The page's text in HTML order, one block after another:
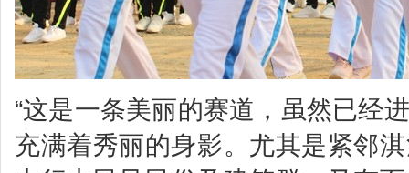
“这是一条美丽的赛道，虽然已经
充满着秀丽的身影。尤其是紧邻